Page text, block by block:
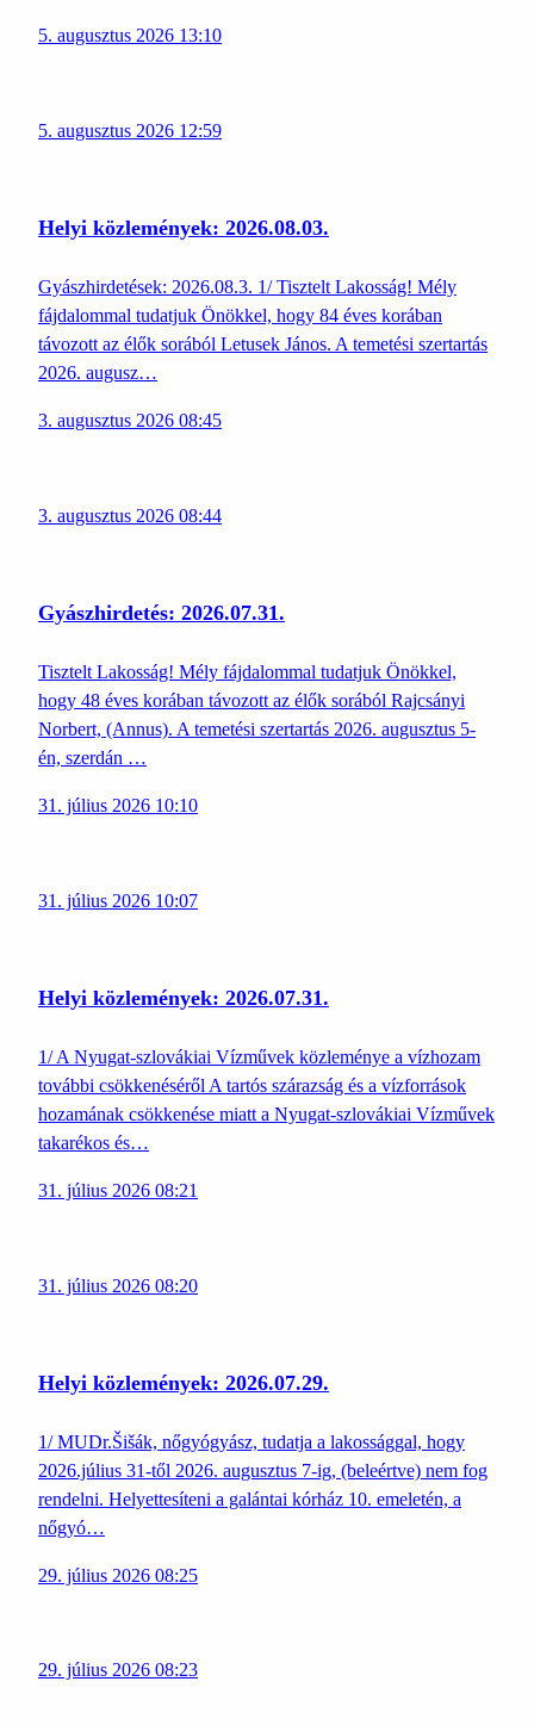
5. augusztus 2026 13:10
5. augusztus 2026 12:59
Helyi közlemények: 2026.08.03.
Gyászhirdetések: 2026.08.3. 1/ Tisztelt Lakosság! Mély
fájdalommal tudatjuk Önökkel, hogy 84 éves korában
távozott az élők sorából Letusek János. A temetési szertartás
2026. augusz…
3. augusztus 2026 08:45
3. augusztus 2026 08:44
Gyászhirdetés: 2026.07.31.
Tisztelt Lakosság! Mély fájdalommal tudatjuk Önökkel,
hogy 48 éves korában távozott az élők sorából Rajcsányi
Norbert, (Annus). A temetési szertartás 2026. augusztus 5-
én, szerdán …
31. július 2026 10:10
31. július 2026 10:07
Helyi közlemények: 2026.07.31.
1/ A Nyugat-szlovákiai Vízművek közleménye a vízhozam
további csökkenéséről A tartós szárazság és a vízforrások
hozamának csökkenése miatt a Nyugat-szlovákiai Vízművek
takarékos és…
31. július 2026 08:21
31. július 2026 08:20
Helyi közlemények: 2026.07.29.
1/ MUDr.Šišák, nőgyógyász, tudatja a lakossággal, hogy
2026.július 31-től 2026. augusztus 7-ig, (beleértve) nem fog
rendelni. Helyettesíteni a galántai kórház 10. emeletén, a
nőgyó…
29. július 2026 08:25
29. július 2026 08:23